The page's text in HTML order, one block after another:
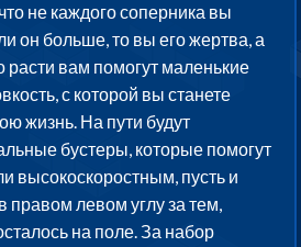
не каждого соперника вы
он больше, то вы его жертва, а
расти вам помогут маленькие
с которой вы станете
жизнь. На пути будут
бустеры, которые помогут
высокоскоростным, пусть и
правом левом углу за тем,
на поле. За набор